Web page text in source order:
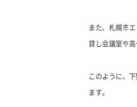
また、札幌市
貸し会議室や
このように、
ます。